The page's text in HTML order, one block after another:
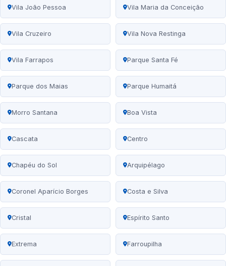
Vila João Pessoa Vila Maria da Conceição
Vila Cruzeiro Vila Nova Restinga
Vila Farrapos Parque Santa Fé
Parque dos Maias Parque Humaitá
Morro Santana Boa Vista
Cascata Centro
Chapéu do Sol Arquipélago
Coronel Aparício Borges Costa e Silva
Cristal Espírito Santo
Extrema Farroupilha